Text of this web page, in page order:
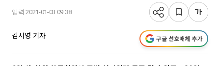
입력 2021-01-03 09:38
김서영 기자 구글 선호매체 추가